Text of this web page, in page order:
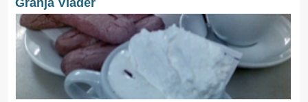
Granja Viader